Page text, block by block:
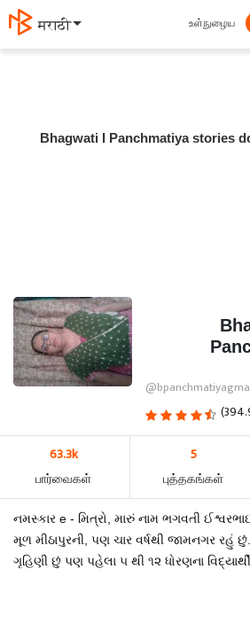
मराठी உள்நுழைய
Bhagwati I Panchmatiya stories
63.3k
பார்வைகள்
5
புத்தகங்கள்
નમસ્કાર e - મિત્રો, મારું નામ ભગવતી
મૂળ મીઠાપુરની, પણ ચાર વર્ષથી જામનગર રહું
ગૃહિણી છું પણ પહેલા ૫ થી ૧૨ ધોરણના